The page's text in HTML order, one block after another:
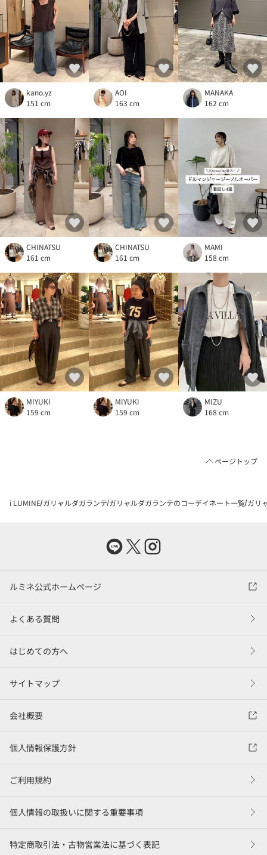
kano.yz
151 cm
AOI
163 cm
MANAKA
162 cm
CHINATSU
161 cm
CHINATSU
161 cm
MAMI
158 cm
MIYUKI
159 cm
MIYUKI
159 cm
MIZU
168 cm
ページトップ
i LUMINE ガリャルダガランテ ガリャルダガランテのコーデイネート一覧 ガリ
ルミネ公式ホームページ
よくある質問
はじめての方へ
サイトマップ
会社概要
個人情報保護方針
ご利用規約
個人情報の取扱いに関する重要事項
特定商取引法・古物営業法に基づく表記